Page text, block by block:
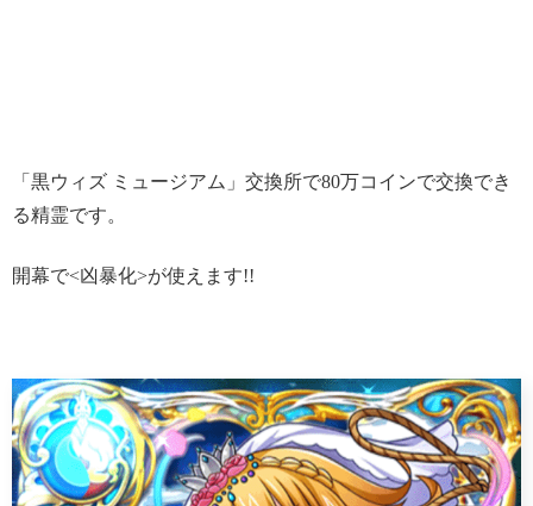
「黒ウィズ ミュージアム」交換所で80万コインで交換でき
る精霊です。
開幕で<凶暴化>が使えます!!